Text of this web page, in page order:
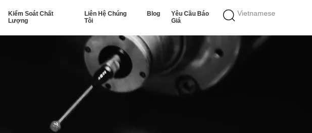
Vietnamese
Kiểm Soát Chất
Lượng
Liên Hệ Chúng
Tôi
Blog
Yêu Cầu Báo
Giá